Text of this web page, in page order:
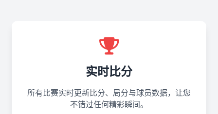
实时比分
所有比赛实时更新比分、局分与球员数据，让您
不错过任何精彩瞬间。